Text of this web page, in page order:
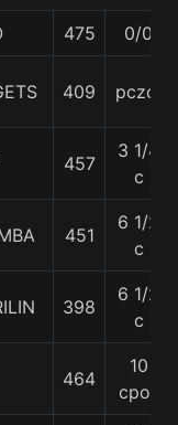
475 0/0
409 pczo.
457
3 1/4
c
451
6 1/2
c
398
6 1/2
c
464
10
cpos